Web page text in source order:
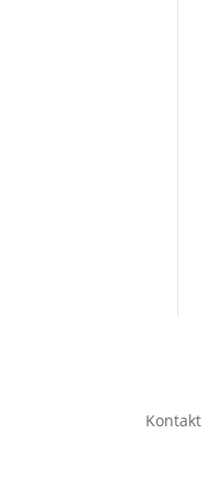
Kontakt